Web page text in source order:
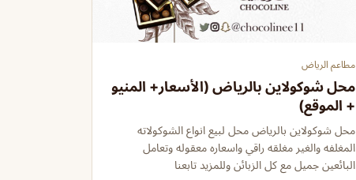
مطاعم الرياض
محل شوكولاين بالرياض (الأسعار+ المنيو
+ الموقع)
محل شوكولاين بالرياض محل لبيع انواع الشوكولاته
المغلفه والغير مغلقه راقي واسعاره معقوله وتعامل
البائعين جميل مع كل الزبائن وللمزيد تابعنا